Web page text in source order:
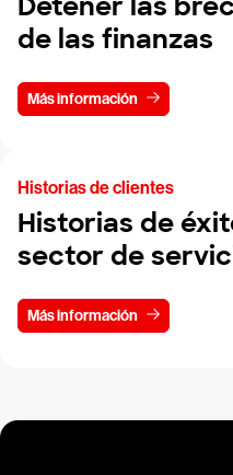
de las finanzas
Más información
Historias de clientes
Historias de
sector de
Más información